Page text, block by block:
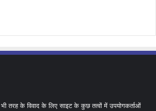
तरह के विवाद के लिए साइट के कुछ तत्वों में उपयोगकर्ताओं